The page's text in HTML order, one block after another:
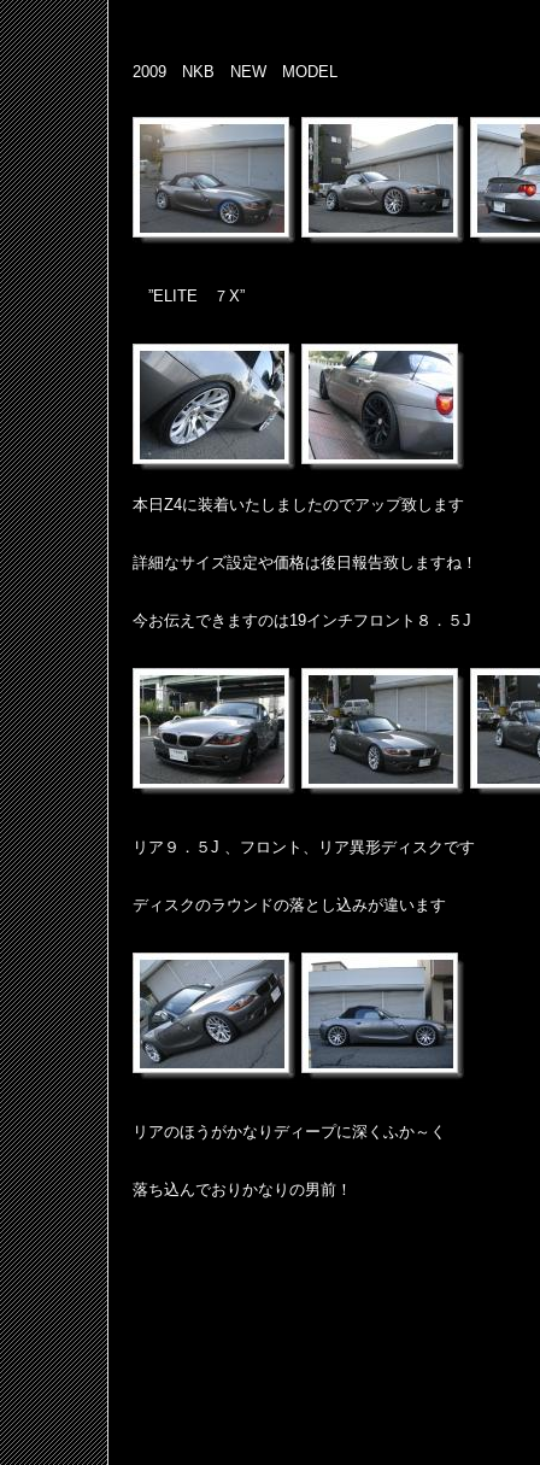
2009 NKB NEW MODEL
”ELITE ７X”
本日Z4に装着いたしましたのでアップ致します
詳細なサイズ設定や価格は後日報告致しますね！
今お伝えできますのは19インチフロント８．５J
リア９．５J 、フロント、リア異形ディスクです
ディスクのラウンドの落とし込みが違います
リアのほうがかなりディープに深くふか～く
落ち込んでおりかなりの男前！